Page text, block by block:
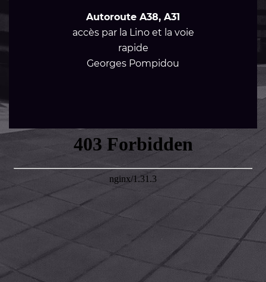
Autoroute A38, A31
accès par la Lino et la voie
rapide
Georges Pompidou